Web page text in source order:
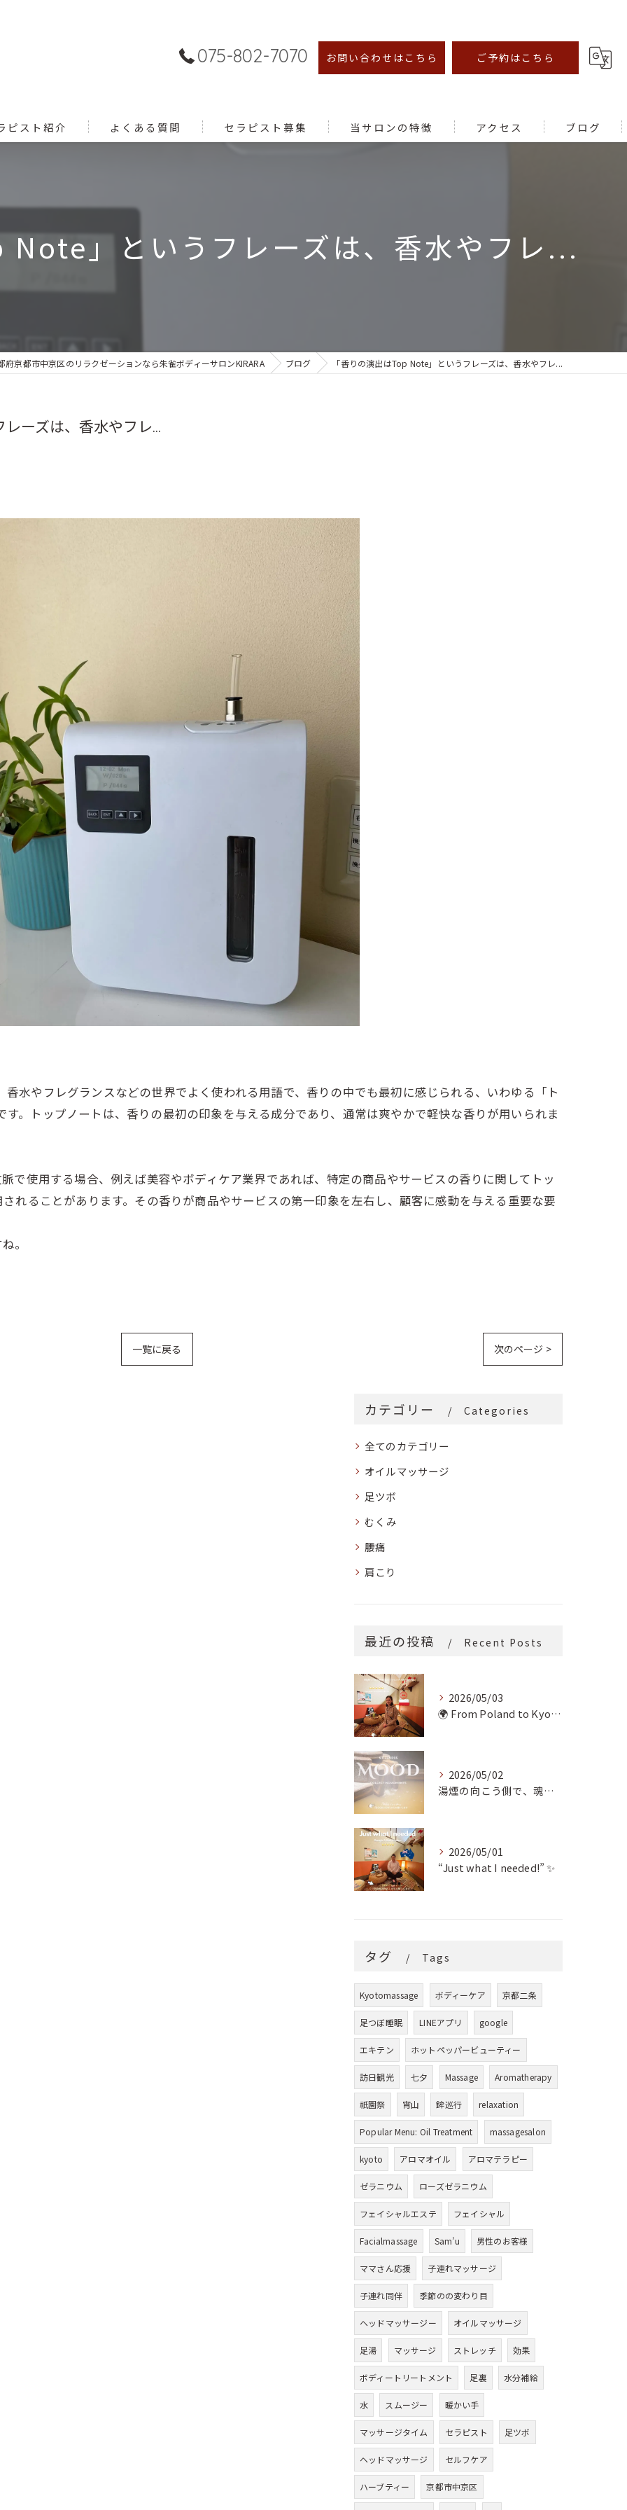
075-802-7070 お問い合わせはこちら ご予約はこちら
ピスト紹介 よくある質問 セラピスト募集 当サロンの特徴
むくみ
アクセス ブログ
Note」というフレーズは、香水やフレ...
府京都市中京区のリラクゼーションなら朱雀ボディーサロンKIRARA ブログ 「香りの演出はTop Note」というフレーズは、香水やフレ...
ーズは、香水やフレ...
香水やフレグランスなどの世界でよく使われる用語で、香りの中でも最初に感じられる、いわゆる「ト
。トップノートは、香りの最初の印象を与える成分であり、通常は爽やかで軽快な香りが用いられま
で使用する場合、例えば美容やボディケア業界であれば、特定の商品やサービスの香りに関してトッ
れることがあります。その香りが商品やサービスの第一印象を左右し、顧客に感動を与える重要な要
。
一覧に戻る 次のページ >
カテゴリー Categories
全てのカテゴリー
オイルマッサージ
足ツボ
むくみ
腰痛
肩こり
最近の投稿 Recent Posts
2026/05/03
🌍 From Poland to Kyoto! 🇵🇱✨
2026/05/02
湯煙の向こう側で、魂の輪郭を整える。
2026/05/01
“Just what I needed!” ✨
タグ Tags
Kyotomassage ボディーケア 京都二条
足つぼ睡眠 LINEアプリ google
エキテン ホットペッパービューティー
訪日観光 七夕 Massage Aromatherapy
祇園祭 宵山 鉾巡行 relaxation
Popular Menu: Oil Treatment massagesalon
kyoto アロマオイル アロマテラピー
ゼラニウム ローズゼラニウム
フェイシャルエステ フェイシャル
Facialmassage Sam’u 男性のお客様
ママさん応援 子連れマッサージ
子連れ同伴 季節のの変わり目
ヘッドマッサージー オイルマッサージ
足湯 マッサージ ストレッチ 効果
ボディートリートメント 足裏 水分補給
水 スムージー 暖かい手
マッサージタイム セラピスト 足ツボ
ヘッドマッサージ セルフケア
ハーブティー 京都市中京区